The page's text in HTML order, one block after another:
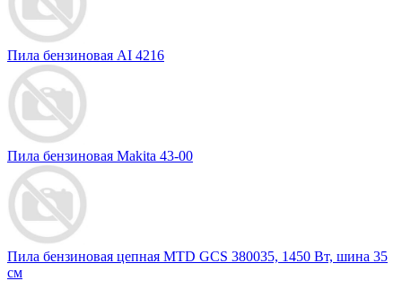
Пила бензиновая AI 4216
Пила бензиновая Makita 43-00
Пила бензиновая цепная MTD GCS 380035, 1450 Вт, шина 35
см